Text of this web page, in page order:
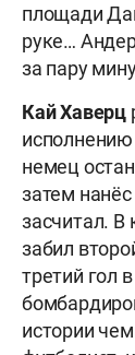
площади
руке…
за пару
Кай Хаверц
исполнению
немец
затем
засчитал. В
забил
третий гол
истории